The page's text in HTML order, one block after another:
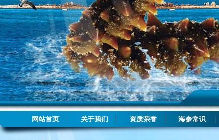
网站首页 关于我们 资质荣誉 海参常识